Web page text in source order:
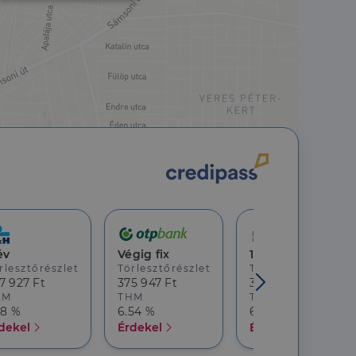
927 Ft
%
Végig fix
Törlesztőrészlet
375 947 Ft
THM
6.54 %
Érdekel
10 év
Törlesztőrészlet
369 482 Ft
THM
6.68 %
Érdekel
és a
való
a látogatói cookie-
a Cookie-